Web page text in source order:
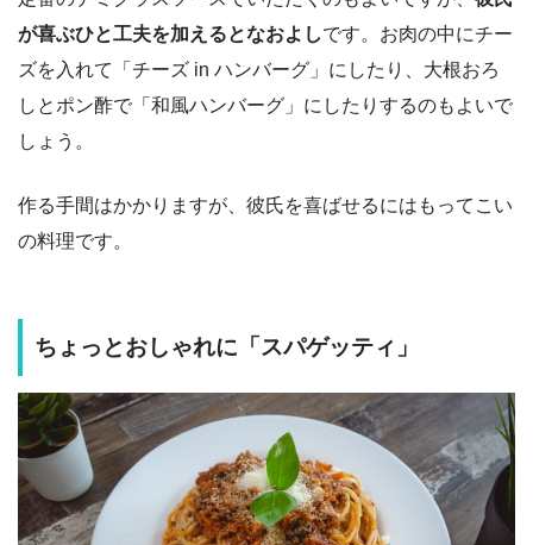
が喜ぶひと工夫を加えるとなおよしです。お肉の中にチー
ズを入れて「チーズ in ハンバーグ」にしたり、大根おろ
しとポン酢で「和風ハンバーグ」にしたりするのもよいで
しょう。
作る手間はかかりますが、彼氏を喜ばせるにはもってこい
の料理です。
ちょっとおしゃれに「スパゲッティ」